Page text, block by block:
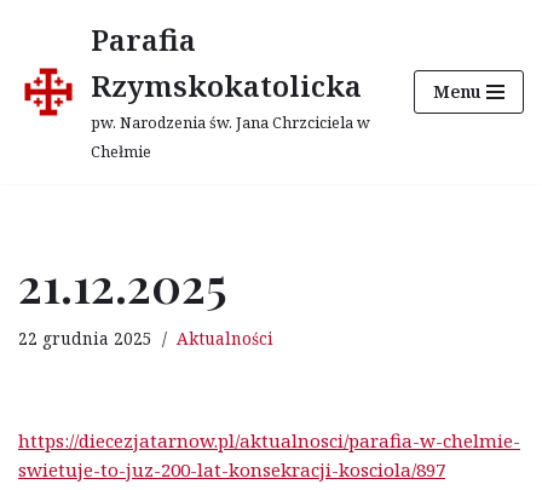
Przejdź
do
treści
Parafia
Rzymskokatolicka
pw. Narodzenia św. Jana Chrzciciela w
Chełmie
Menu
21.12.2025
22 grudnia 2025 Aktualności
https://diecezjatarnow.pl/aktualnosci/parafia-w-chelmie-
swietuje-to-juz-200-lat-konsekracji-kosciola/897